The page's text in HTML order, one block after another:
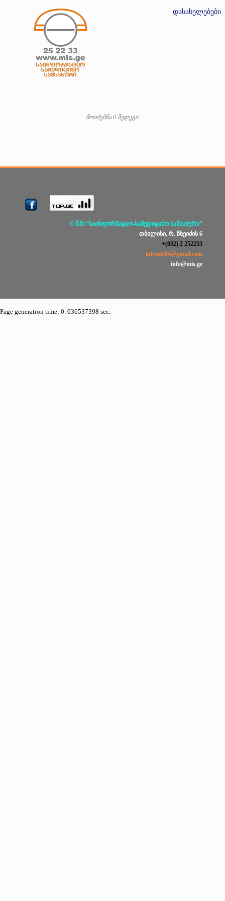
დასახელებები
მოიძებნა 0 შედეგი.
© შპს “საინფორმაციო-სამედიცინო სამსახური”
თბილისი, რ. ჩხეიძის 6
+(032) 2 252233
infomis04@gmail.com
info@mis.ge
Page generation time: 0. 036537398 sec.